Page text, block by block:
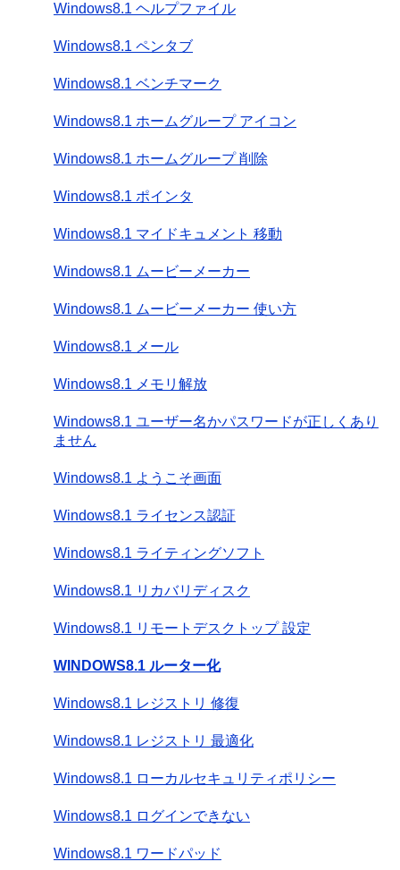
Windows8.1 ヘルプファイル
Windows8.1 ペンタブ
Windows8.1 ベンチマーク
Windows8.1 ホームグループ アイコン
Windows8.1 ホームグループ 削除
Windows8.1 ポインタ
Windows8.1 マイドキュメント 移動
Windows8.1 ムービーメーカー
Windows8.1 ムービーメーカー 使い方
Windows8.1 メール
Windows8.1 メモリ解放
Windows8.1 ユーザー名かパスワードが正しくあり
ません
Windows8.1 ようこそ画面
Windows8.1 ライセンス認証
Windows8.1 ライティングソフト
Windows8.1 リカバリディスク
Windows8.1 リモートデスクトップ 設定
WINDOWS8.1 ルーター化
Windows8.1 レジストリ 修復
Windows8.1 レジストリ 最適化
Windows8.1 ローカルセキュリティポリシー
Windows8.1 ログインできない
Windows8.1 ワードパッド